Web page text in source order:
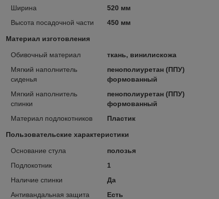
Ширина
520 мм
Высота посадочной части
450 мм
Материал изготовления
Обивочный материал
ткань, винилискожа
Мягкий наполнитель
сиденья
пенополиуретан (ППУ)
формованный
Мягкий наполнитель
спинки
пенополиуретан (ППУ)
формованный
Материал подлокотников
Пластик
Пользовательские характеристики
Основание стула
полозья
Подлокотник
1
Наличие спинки
Да
Антивандальная защита
Есть